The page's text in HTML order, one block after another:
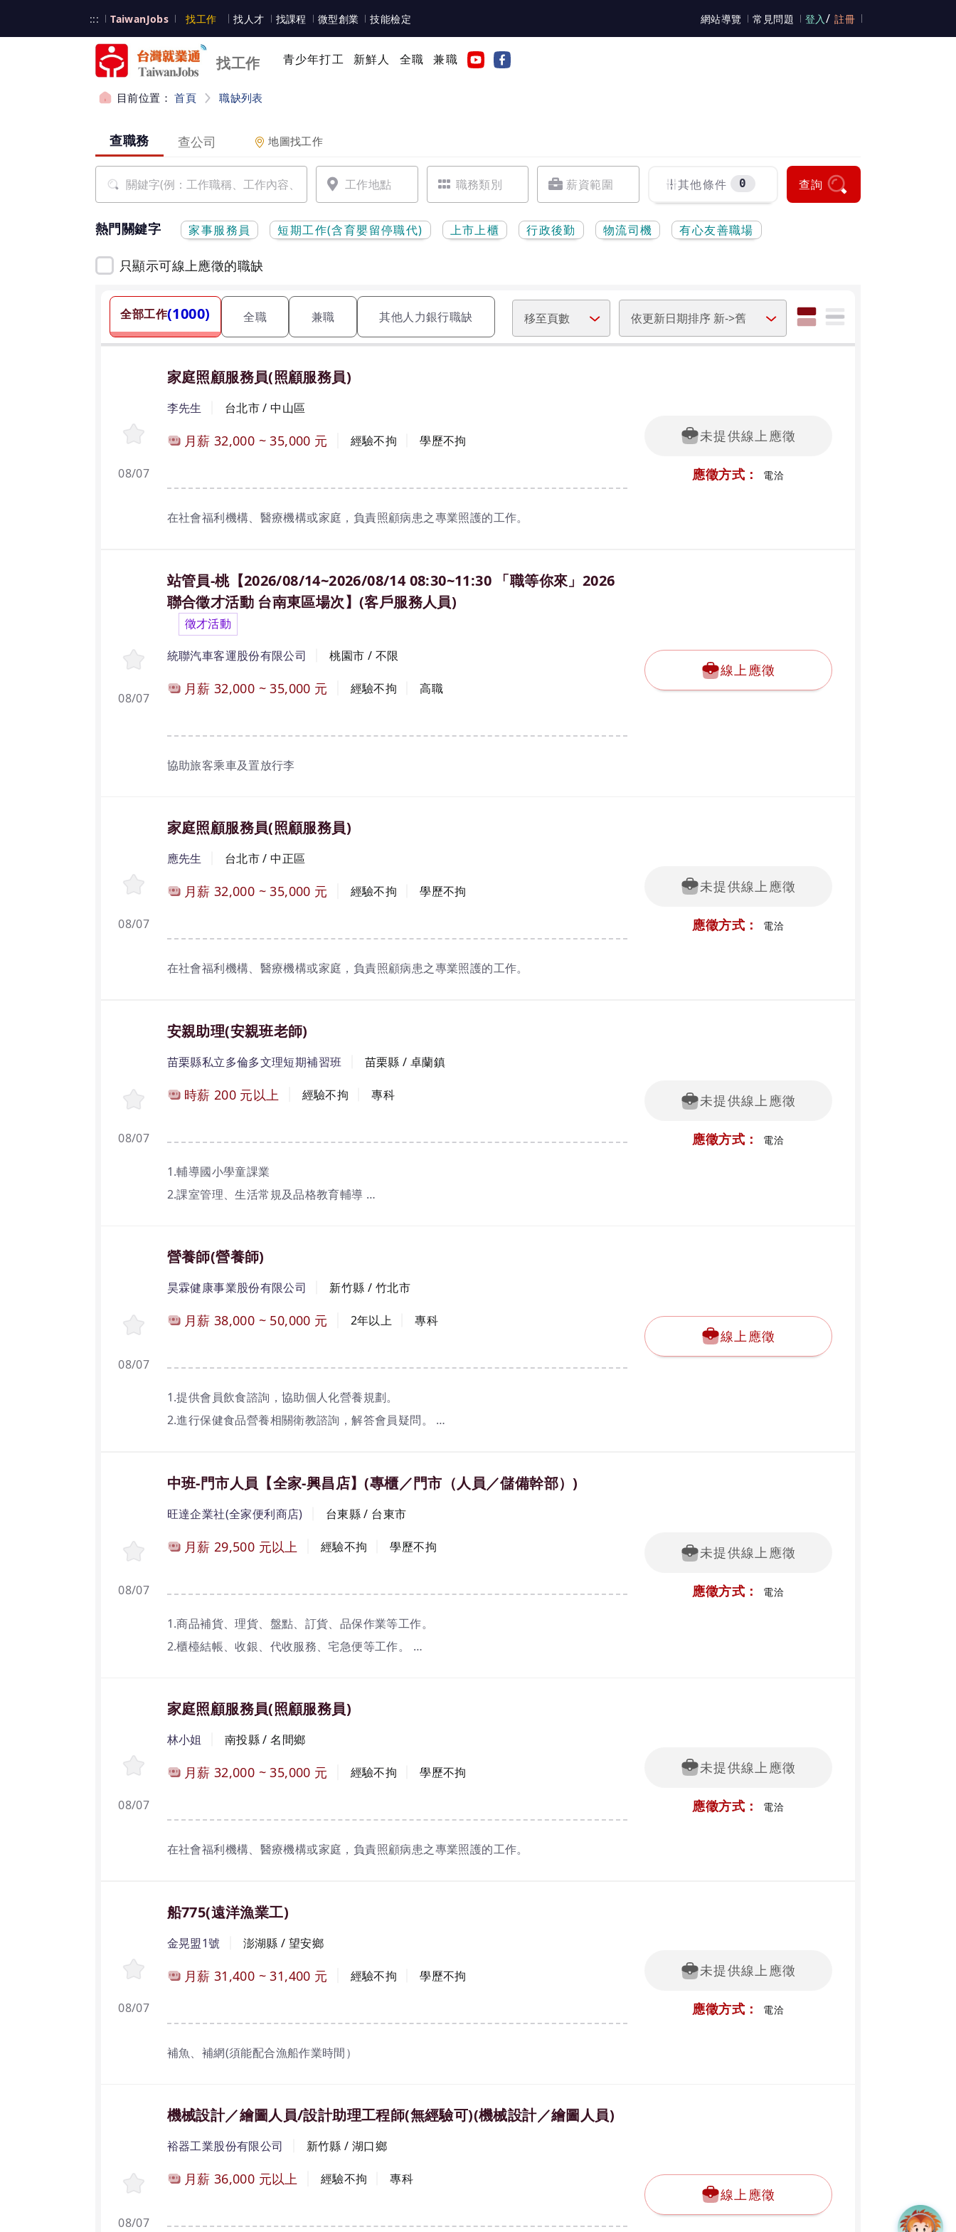
::: TaiwanJobs 台灣就業通
找工作 台灣就業通
找人才 找課程 微型創業 技能檢定 網站導覽 常見問題 登入 / 註冊
找工作 青少年打工 新鮮人 全職 兼職
目前位置：首頁 職缺列表
請選擇查詢項目
查職務 查公司 地圖找工作
其他條件 0 查詢
熱門關鍵字 家事服務員 短期工作(含育嬰留停職代) 上市上櫃 行政後勤 物流司機 有心友善職場
只顯示可線上應徵的職缺
全部工作(1000) 全職 兼職 其他人力銀行職缺 列表模式摘要模式
08/07
家庭照顧服務員(照顧服務員)
李先生 台北市 / 中山區
月薪 32,000 ~35,000 元 經驗不拘 學歷不拘
在社會福利機構、醫療機構或家庭，負責照顧病患之專業照護的工作。
未提供線上應徵
應徵方式： 電洽
08/07
站管員-桃【2026/08/14~2026/08/14 08:30~11:30 「職等你來」2026
聯合徵才活動 台南東區場次】(客戶服務人員)
徵才活動
統聯汽車客運股份有限公司 桃園市 / 不限
月薪 32,000 ~35,000 元 經驗不拘 高職
協助旅客乘車及置放行李
線上應徵
08/07
家庭照顧服務員(照顧服務員)
應先生 台北市 / 中正區
月薪 32,000 ~35,000 元 經驗不拘 學歷不拘
在社會福利機構、醫療機構或家庭，負責照顧病患之專業照護的工作。
未提供線上應徵
應徵方式： 電洽
08/07
安親助理(安親班老師)
苗栗縣私立多倫多文理短期補習班 苗栗縣 / 卓蘭鎮
時薪 200元以上 經驗不拘 專科
1.輔導國小學童課業
2.課室管理、生活常規及品格教育輔導
5.兼職/正職皆可
未提供線上應徵
應徵方式： 電洽
08/07
營養師(營養師)
昊霖健康事業股份有限公司 新竹縣 / 竹北市
月薪 38,000 ~ 50,000 元 2年以上 專科
1.提供會員飲食諮詢，協助個人化營養規劃。
2.進行保健食品營養相關衛教諮詢，解答會員疑問。
5.完成主管交辦的其他相關事宜。
1.需具備營養師證照。
線上應徵
08/07
中班-門市人員【全家-興昌店】(專櫃／門市（人員／儲備幹部）)
旺達企業社(全家便利商店) 台東縣 / 台東市
月薪 29,500 元以上 經驗不拘 學歷不拘
1.商品補貨、理貨、盤點、訂貨、品保作業等工作。
2.櫃檯結帳、收銀、代收服務、宅急便等工作。
未提供線上應徵
應徵方式： 電洽
08/07
家庭照顧服務員(照顧服務員)
林小姐 南投縣 / 名間鄉
月薪 32,000 ~35,000 元 經驗不拘 學歷不拘
在社會福利機構、醫療機構或家庭，負責照顧病患之專業照護的工作。
未提供線上應徵
應徵方式： 電洽
08/07
船775(遠洋漁業工)
金晃盟1號 澎湖縣 / 望安鄉
月薪 31,400 ~31,400 元 經驗不拘 學歷不拘
補魚、補網(須能配合漁船作業時間）
未提供線上應徵
應徵方式： 電洽
08/07
機械設計／繪圖人員/設計助理工程師(無經驗可)(機械設計／繪圖人員)
裕器工業股份有限公司 新竹縣 / 湖口鄉
月薪 36,000 元以上 經驗不拘 專科
線上應徵